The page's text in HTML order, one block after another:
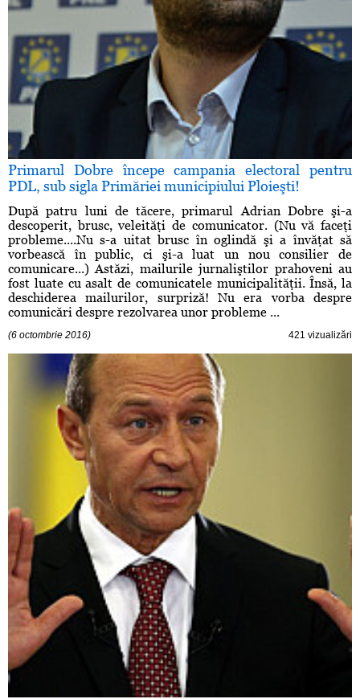
Primarul Dobre începe campania electoral pentru
PDL, sub sigla Primăriei municipiului Ploieşti!
După patru luni de tăcere, primarul Adrian Dobre şi-a
descoperit, brusc, veleităţi de comunicator. (Nu vă faceţi
probleme....Nu s-a uitat brusc în oglindă şi a învăţat să
vorbească în public, ci şi-a luat un nou consilier de
comunicare...) Astăzi, mailurile jurnaliştilor prahoveni au
fost luate cu asalt de comunicatele municipalităţii. Însă, la
deschiderea mailurilor, surpriză! Nu era vorba despre
comunicări despre rezolvarea unor probleme ...
(6 octombrie 2016) 421 vizualizări